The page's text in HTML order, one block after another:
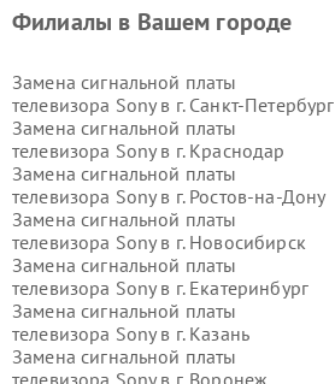
Филиалы в Вашем городе
Замена сигнальной платы
телевизора Sony в г. Санкт-Петербург
Замена сигнальной платы
телевизора Sony в г. Краснодар
Замена сигнальной платы
телевизора Sony в г. Ростов-на-Дону
Замена сигнальной платы
телевизора Sony в г. Новосибирск
Замена сигнальной платы
телевизора Sony в г. Екатеринбург
Замена сигнальной платы
телевизора Sony в г. Казань
Замена сигнальной платы
телевизора Sony в г. Воронеж